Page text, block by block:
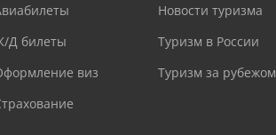
Д билеты
виз
Новости туризма
Туризм в России
Туризм за рубежом